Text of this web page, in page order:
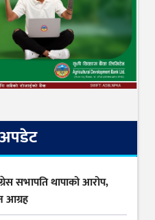
सभापति थापाको आरोप,
आग्रह